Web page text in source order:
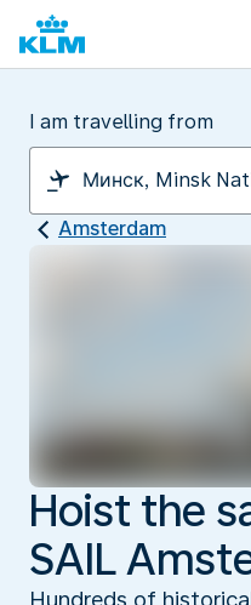
I am travelling from
Amsterdam
Hoist the
SAIL
Hundreds of